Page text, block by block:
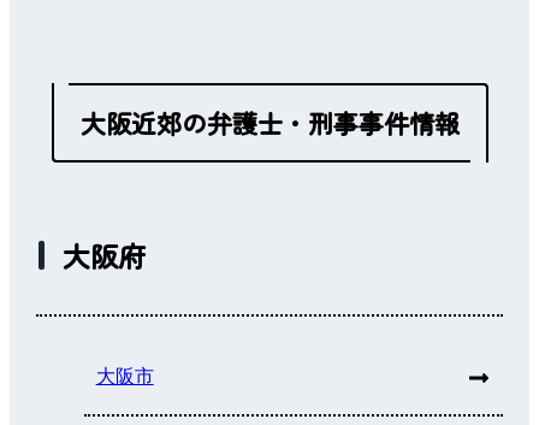
大阪近郊の弁護士・刑事事件情報
大阪府
大阪市